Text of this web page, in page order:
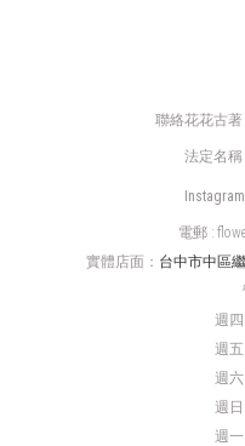
聯絡花花古著
法定名
Instagram
電郵 :
實體店面： 台中市中區
週四
週五
週六
週日
週一